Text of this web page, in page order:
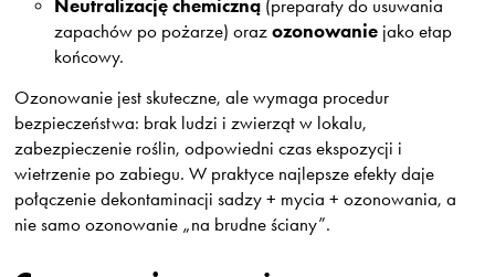
Neutralizację chemiczną (preparaty do usuwania
zapachów po pożarze) orazozonowanie jako etap
końcowy.
Ozonowanie jest skuteczne, ale wymaga procedur
bezpieczeństwa: brak ludzi i zwierząt w lokalu,
zabezpieczenie roślin, odpowiedni czas ekspozycji i
wietrzenie po zabiegu. W praktyce najlepsze efekty daje
połączenie dekontaminacji sadzy + mycia + ozonowania, a
nie samo ozonowanie „na brudne ściany”.